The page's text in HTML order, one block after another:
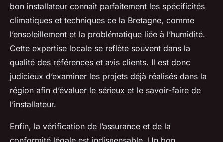
bon installateur connaît parfaitement les spécificités
climatiques et techniques de la Bretagne, comme
l’ensoleillement et la problématique liée à l’humidité.
Cette expertise locale se reflète souvent dans la
qualité des références et avis clients. Il est donc
judicieux d’examiner les projets déjà réalisés dans la
région afin d’évaluer le sérieux et le savoir-faire de
l’installateur.
Enfin, la vérification de l’assurance et de la